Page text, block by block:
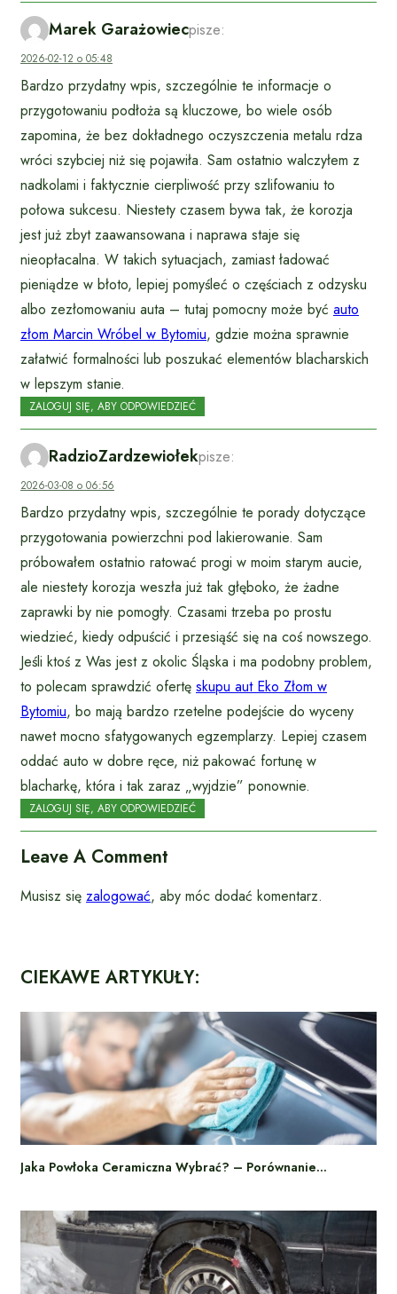
Marek Garażowiecpisze:
2026-02-12 o 05:48
Bardzo przydatny wpis, szczególnie te informacje o
przygotowaniu podłoża są kluczowe, bo wiele osób
zapomina, że bez dokładnego oczyszczenia metalu rdza
wróci szybciej niż się pojawiła. Sam ostatnio walczyłem z
nadkolami i faktycznie cierpliwość przy szlifowaniu to
połowa sukcesu. Niestety czasem bywa tak, że korozja
jest już zbyt zaawansowana i naprawa staje się
nieopłacalna. W takich sytuacjach, zamiast ładować
pieniądze w błoto, lepiej pomyśleć o częściach z odzysku
albo zezłomowaniu auta – tutaj pomocny może być auto
złom Marcin Wróbel w Bytomiu, gdzie można sprawnie
załatwić formalności lub poszukać elementów blacharskich
w lepszym stanie.
ZALOGUJ SIĘ, ABY ODPOWIEDZIEĆ
RadzioZardzewiołekpisze:
2026-03-08 o 06:56
Bardzo przydatny wpis, szczególnie te porady dotyczące
przygotowania powierzchni pod lakierowanie. Sam
próbowałem ostatnio ratować progi w moim starym aucie,
ale niestety korozja weszła już tak głęboko, że żadne
zaprawki by nie pomogły. Czasami trzeba po prostu
wiedzieć, kiedy odpuścić i przesiąść się na coś nowszego.
Jeśli ktoś z Was jest z okolic Śląska i ma podobny problem,
to polecam sprawdzić ofertę skupu aut Eko Złom w
Bytomiu, bo mają bardzo rzetelne podejście do wyceny
nawet mocno sfatygowanych egzemplarzy. Lepiej czasem
oddać auto w dobre ręce, niż pakować fortunę w
blacharkę, która i tak zaraz „wyjdzie” ponownie.
ZALOGUJ SIĘ, ABY ODPOWIEDZIEĆ
Leave A Comment
Musisz się zalogować, aby móc dodać komentarz.
CIEKAWE ARTYKUŁY:
Jaka Powłoka Ceramiczna Wybrać? – Porównanie…